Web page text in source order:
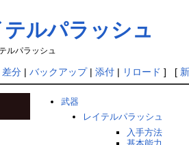
テルパラッシュ
ルパラッシュ
差分| バックアップ| 添付| リロード ] [
武器
レイテルパラッシュ
入手方法